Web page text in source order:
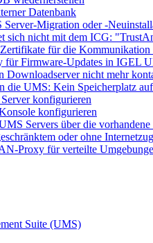
Datenbank
Migration oder -
sich nicht mit dem ICG:
für die
für Firmware-Updates in IGEL
Downloadserver nicht mehr
die UMS: Kein Speicherplatz
konfigurieren
konfigurieren
Servers über die
oder ohne
Proxy für verteilte
Suite (UMS)